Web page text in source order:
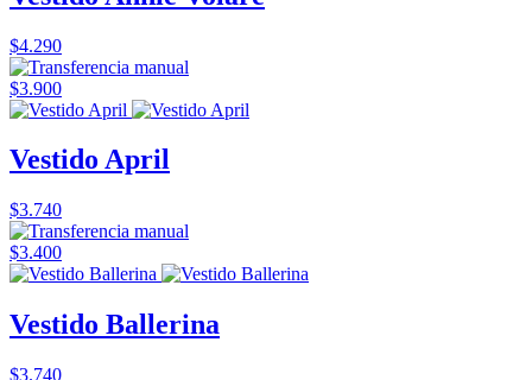
$4.290
$3.900
Vestido April
$3.740
$3.400
Vestido Ballerina
$3.740